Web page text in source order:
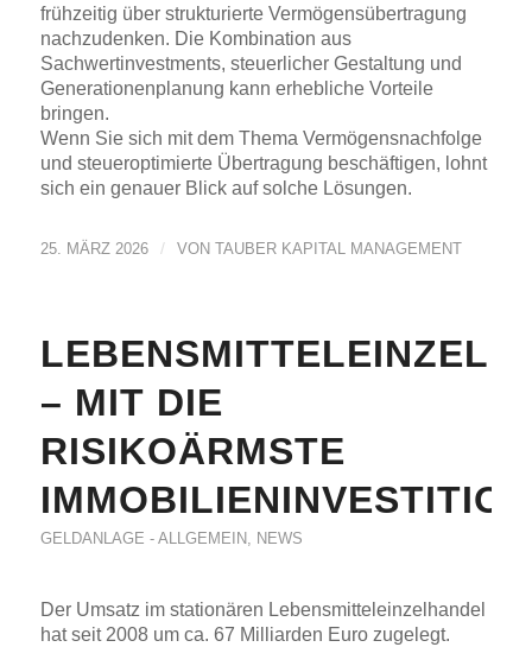
frühzeitig über strukturierte Vermögensübertragung
nachzudenken. Die Kombination aus
Sachwertinvestments, steuerlicher Gestaltung und
Generationenplanung kann erhebliche Vorteile
bringen.
Wenn Sie sich mit dem Thema Vermögensnachfolge
und steueroptimierte Übertragung beschäftigen, lohnt
sich ein genauer Blick auf solche Lösungen.
25. MÄRZ 2026 / VON TAUBER KAPITAL MANAGEMENT
– MIT DIE
RISIKOÄRMSTE
IMMOBILIENINVESTITION
GELDANLAGE - ALLGEMEIN, NEWS
Der Umsatz im stationären Lebensmitteleinzelhandel
hat seit 2008 um ca. 67 Milliarden Euro zugelegt.